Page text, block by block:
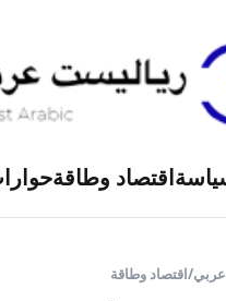
اقتصاد وطاقة
/اقتصاد وطاقة